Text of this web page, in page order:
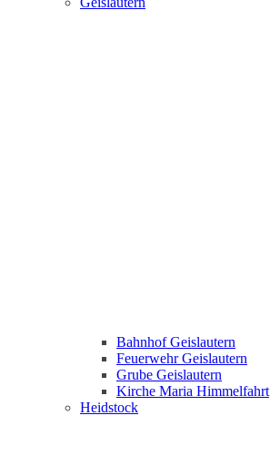
Bahnhof Geislautern
Feuerwehr Geislautern
Grube Geislautern
Kirche Maria Himmelfahrt
Heidstock